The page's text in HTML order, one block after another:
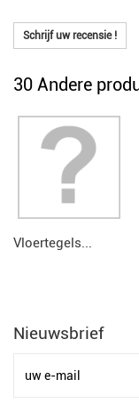
Schrijf uw recensie !
30 Andere
Vloertegels...
Nieuwsbrief